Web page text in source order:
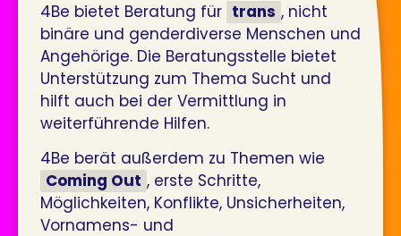
4Be bietet Beratung für trans , nicht
binäre und genderdiverse Menschen und
Angehörige. Die Beratungsstelle bietet
Unterstützung zum Thema Sucht und
hilft auch bei der Vermittlung in
weiterführende Hilfen.
4Be berät außerdem zu Themen wie
Coming Out , erste Schritte,
Möglichkeiten, Konflikte, Unsicherheiten,
Vornamens- und